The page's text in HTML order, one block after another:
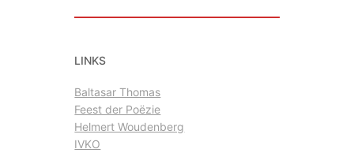
n
LINKS
Baltasar Thomas
Feest der Poëzie
Helmert Woudenberg
IVKO